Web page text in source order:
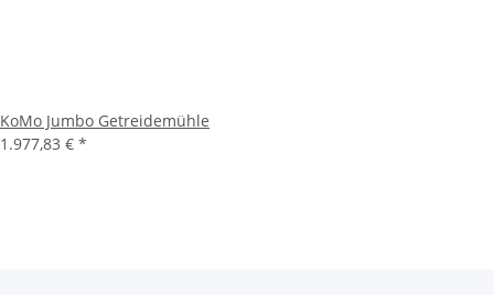
KoMo Jumbo Getreidemühle
1.977,83 € *